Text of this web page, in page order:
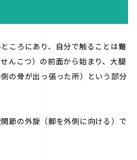
ころにあり、自分で触ることは難
んこつ）の前面から始まり、大腿
の骨が出っ張った所）という部分
節の外旋（脚を外側に向ける）で